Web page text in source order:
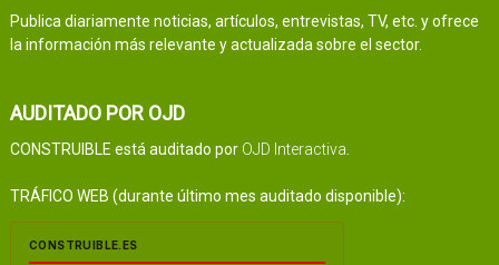
Publica diariamente noticias, artículos, entrevistas, TV, etc. y ofrece
la información más relevante y actualizada sobre el sector.
AUDITADO POR OJD
CONSTRUIBLE está auditado por OJD Interactiva
TRÁFICO WEB (durante último mes auditado disponible):